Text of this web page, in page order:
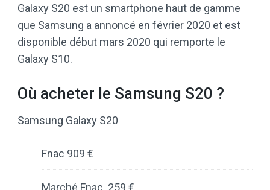
Galaxy S20 est un smartphone haut de gamme
que Samsung a annoncé en février 2020 et est
disponible début mars 2020 qui remporte le
Galaxy S10.
Où acheter le Samsung S20 ?
Samsung Galaxy S20
Fnac 909 €
Marché Fnac. 259 €